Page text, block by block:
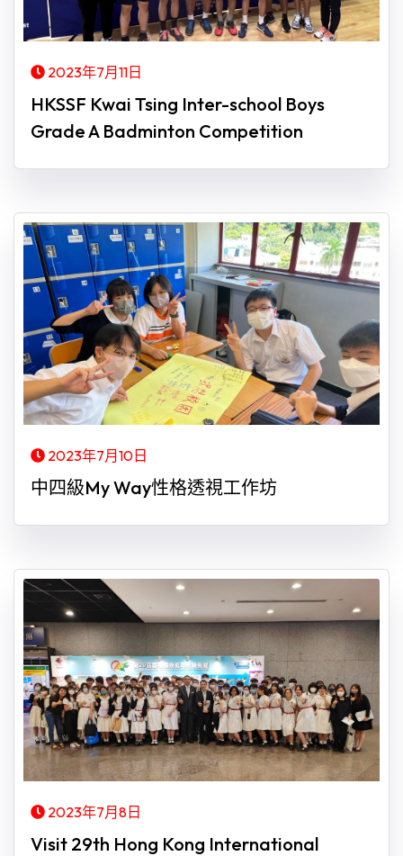
2023年7月11日
HKSSF Kwai Tsing Inter-school Boys
Grade A Badminton Competition
2023年7月10日
中四級My Way性格透視工作坊
2023年7月8日
Visit 29th Hong Kong International